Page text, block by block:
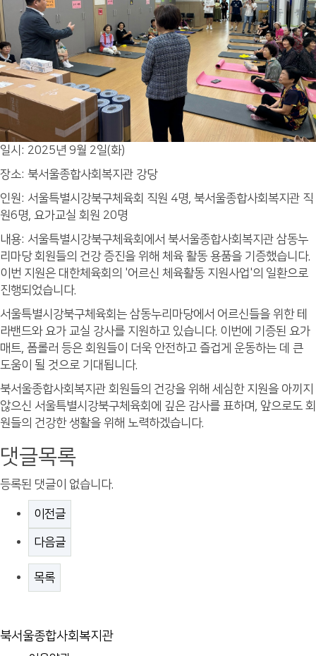
일시: 2025년 9월 2일(화)
장소: 북서울종합사회복지관 강당
인원: 서울특별시강북구체육회 직원 4명, 북서울종합사회복지관 직
원6명, 요가교실 회원 20명
내용: 서울특별시강북구체육회에서 북서울종합사회복지관 삼동누
리마당 회원들의 건강 증진을 위해 체육 활동 용품을 기증했습니다.
이번 지원은 대한체육회의 '어르신 체육활동 지원사업'의 일환으로
진행되었습니다.
서울특별시강북구체육회는 삼동누리마당에서 어르신들을 위한 테
라밴드와 요가 교실 강사를 지원하고 있습니다. 이번에 기증된 요가
매트, 폼롤러 등은 회원들이 더욱 안전하고 즐겁게 운동하는 데 큰
도움이 될 것으로 기대됩니다.
북서울종합사회복지관 회원들의 건강을 위해 세심한 지원을 아끼지
않으신 서울특별시강북구체육회에 깊은 감사를 표하며, 앞으로도 회
원들의 건강한 생활을 위해 노력하겠습니다.
댓글목록
등록된 댓글이 없습니다.
이전글
다음글
목록
북서울종합사회복지관